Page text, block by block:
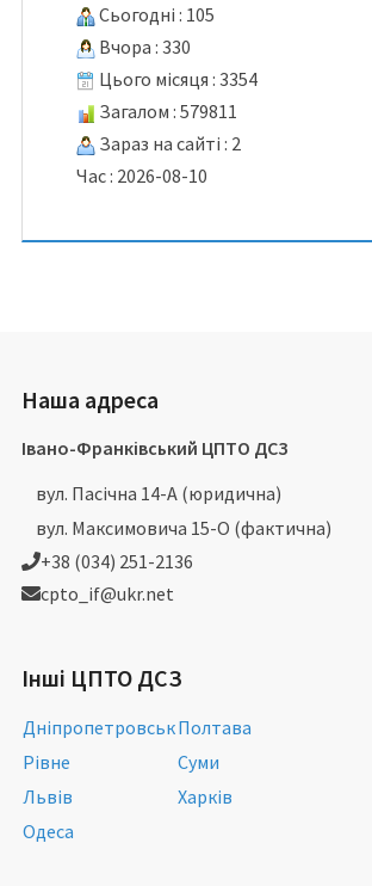
Сьогодні : 105
Вчора : 330
Цього місяця : 3354
Загалом : 579811
Зараз на сайті : 2
Час : 2026-08-10
Наша адреса
Івано-Франківський ЦПТО ДСЗ
вул. Пасічна 14-А (юридична)
вул. Максимовича 15-О (фактична)
+38 (034) 251-2136
cpto_if@ukr.net
Інші ЦПТО ДСЗ
ДніпропетровськПолтава
Рівне
Суми
Львів
Харків
Одеса